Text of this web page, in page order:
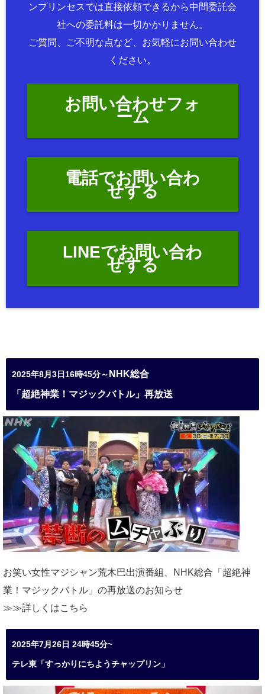
ンプリンセスでは直接依頼できるから中間委託会
社への委託料は一切かかりません。
ご質問、ご不明な点など、お気軽にお問い合わせ
ください。
お問い合わせフォ
ーム
電話でお問い合わ
せする
LINEでお問い合わ
せする
2025年8月3日16時45分～ NHK総合
「超絶神業！マジックバトル」再放送
お笑い女性マジシャン荒木巴出演番組、
NHK総合「超絶神
業！マジックバトル」の再放送のお知らせ
≫≫詳しくはこちら
2025年7月26日 24時45分~
テレ東「すっかりにちようチャップリン」